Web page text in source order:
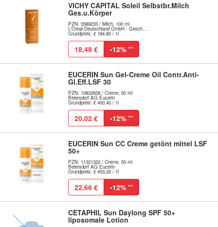
VICHY CAPITAL Soleil Selbstbr.Milch
Ges.u.Körper
PZN: 5589233 / Milch, 100 ml
L'Oreal Deutschland GmbH - Gesch...
Grundpreis: € 184,80 / 1l
18,48 € -12% **
EUCERIN Sun Gel-Creme Oil Contr.Anti-
Gl.Eff.LSF 30
PZN: 10832658 / Creme, 50 ml
Beiersdorf AG Eucerin
Grundpreis: € 400,40 / 1l
20,02 € -12% **
EUCERIN Sun CC Creme getönt mittel LSF
50+
PZN: 11321322 / Creme, 50 ml
Beiersdorf AG Eucerin
Grundpreis: € 453,20 / 1l
22,66 € -12% **
CETAPHIL Sun Daylong SPF 50+
liposomale Lotion